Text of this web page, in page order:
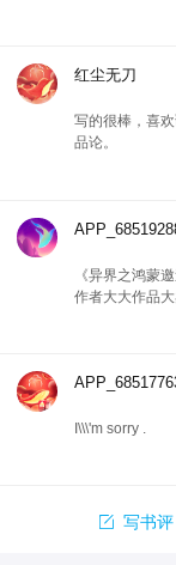
红尘无刀
写的很棒，喜
品论。
《异界之鸿蒙
作者大大作品
I\\\'m sorry .
 写书评